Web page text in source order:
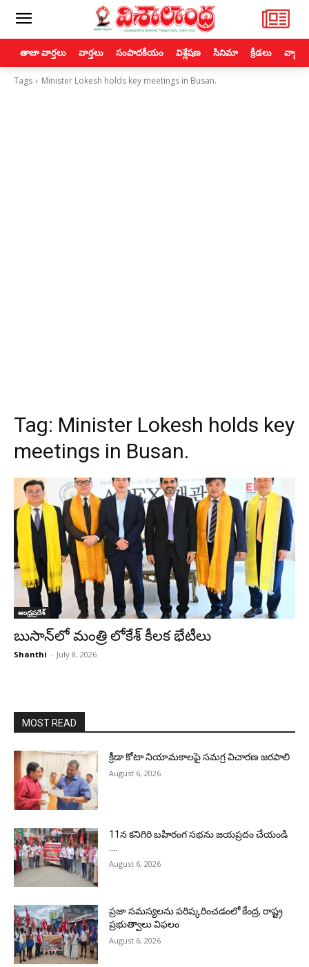
తాజా వార్తలు వార్తలు సంపాదకీయం విశ్లేషణ సినిమా క్రీడలు
Tags Minister Lokesh holds key meetings in Busan.
Tag: Minister Lokesh holds key
meetings in Busan.
ఆంధ్రప్రదేశ్
బుసాన్‌లో మంత్రి లోకేశ్‌ కీలక భేటీలు
Shanthi - July 8, 2026
MOST READ
క్రీడా కోటా నియామకాలపై సమగ్ర విచారణ జరపాలి
August 6, 2026
11న కనిగిరి బహిరంగ సభను జయప్రదం చేయండి
August 6, 2026
ప్రజా సమస్యలను పరిష్కరించడంలో కేంద్ర, రాష్ట్ర
ప్రభుత్వాలు విఫలం
August 6, 2026